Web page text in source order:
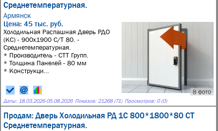
Среднетемпературная.
Армянск
8 фото
Цена: 45 тыс. руб.
Холодильная Распашная Дверь РДО
(КС) - 900х1900 С/Т 80. -
Среднетемпературная.
* Производитель - СТТ Групп.
* Толщина Панелей - 80 мм
* Конструкци...
Даты: 18.03.2026-05.08.2026 Показов: 21268 (71) Просмотров: 0 (0)
Продам: Дверь Холодильная РД 1С 800*1800*80 СТ
Среднетемпературная.